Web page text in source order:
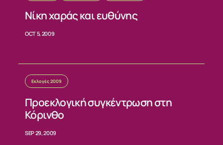
Νίκη χαράς και ευθύνης
OCT 5, 2009
Εκλογές 2009
Προεκλογική συγκέντρωση στη
Κόρινθο
SEP 29, 2009